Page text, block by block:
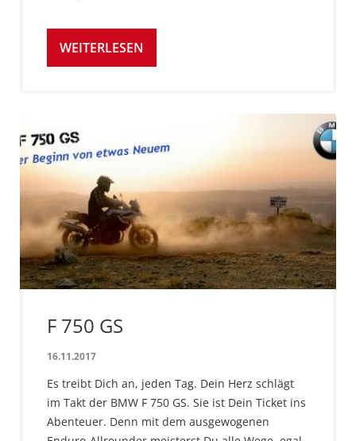
WEITERLESEN
F 750 GS
16.11.2017
Es treibt Dich an, jeden Tag. Dein Herz schlägt
im Takt der BMW F 750 GS. Sie ist Dein Ticket ins
Abenteuer. Denn mit dem ausgewogenen